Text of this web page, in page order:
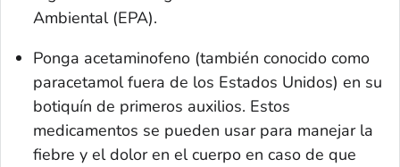
Ambiental (EPA).
Ponga acetaminofeno (también conocido como
paracetamol fuera de los Estados Unidos) en su
botiquín de primeros auxilios. Estos
medicamentos se pueden usar para manejar la
fiebre y el dolor en el cuerpo en caso de que